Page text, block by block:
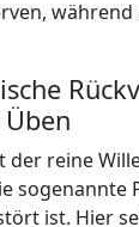
der reine
sogenannte
ist. Hier